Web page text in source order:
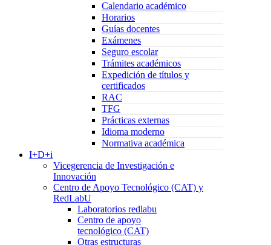
Calendario académico
Horarios
Guías docentes
Exámenes
Seguro escolar
Trámites académicos
Expedición de títulos y
certificados
RAC
TFG
Prácticas externas
Idioma moderno
Normativa académica
I+D+i
Vicegerencia de Investigación e
Innovación
Centro de Apoyo Tecnológico (CAT) y
RedLabU
Laboratorios redlabu
Centro de apoyo
tecnológico (CAT)
Otras estructuras